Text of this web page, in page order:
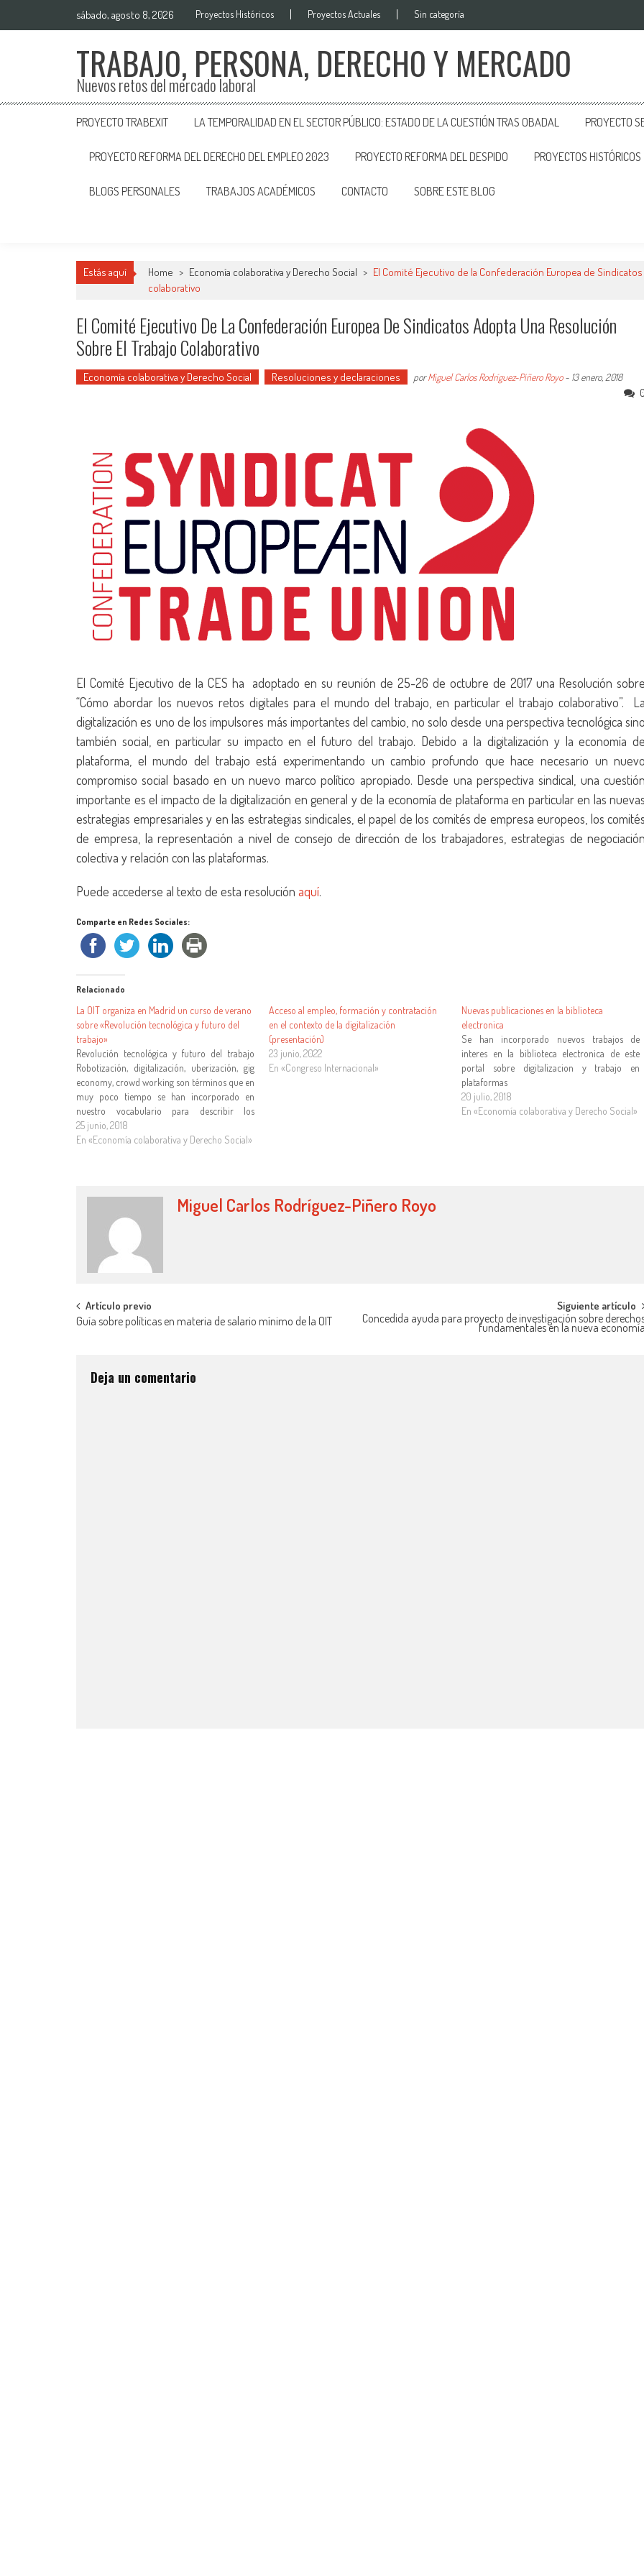
sábado, agosto 8, 2026 Proyectos Históricos Proyectos Actuales Sin categoría
TRABAJO, PERSONA, DERECHO Y MERCADO
Nuevos retos del mercado laboral
PROYECTO TRABEXIT LA TEMPORALIDAD EN EL SECTOR PÚBLICO: ESTADO DE LA CUESTIÓN TRAS OBADAL PROYECTO
PROYECTO REFORMA DEL DERECHO DEL EMPLEO 2023 PROYECTO REFORMA DEL DESPIDO PROYECTOS HISTÓRICOS
BLOGS PERSONALES TRABAJOS ACADÉMICOS CONTACTO SOBRE ESTE BLOG
Estás aquí Home > Economía colaborativa y Derecho Social > El Comité Ejecutivo de la Confederación Europea de
colaborativo
El Comité Ejecutivo De La Confederación Europea De Sindicatos Adopta Una Resolución
Sobre El Trabajo Colaborativo
Economía colaborativa y Derecho Social Resoluciones y declaraciones porMiguel Carlos Rodríguez-Piñero Royo- 13 enero, 2018
El Comité Ejecutivo de la CES ha adoptado en su reunión de 25-26 de octubre de 2017 una Resolución
“Cómo abordar los nuevos retos digitales para el mundo del trabajo, en particular el trabajo colaborativo”.
digitalización es uno de los impulsores más importantes del cambio, no solo desde una perspectiva tecnológica
también social, en particular su impacto en el futuro del trabajo. Debido a la digitalización y la economía
plataforma, el mundo del trabajo está experimentando un cambio profundo que hace necesario un
compromiso social basado en un nuevo marco político apropiado. Desde una perspectiva sindical, una
importante es el impacto de la digitalización en general y de la economía de plataforma en particular en las
estrategias empresariales y en las estrategias sindicales, el papel de los comités de empresa europeos, los
de empresa, la representación a nivel de consejo de dirección de los trabajadores, estrategias de
colectiva y relación con las plataformas.
Puede accederse al texto de esta resolución aquí.
Comparte en Redes Sociales:
Relacionado
La OIT organiza en Madrid un curso de verano
sobre «Revolución tecnológica y futuro del
trabajo»
Revolución tecnológica y futuro del trabajo
Robotización, digitalización, uberización, gig
economy, crowd working son términos que en
muy poco tiempo se han incorporado en
nuestro vocabulario para describir los
cambios vertiginosos que se están
produciendo en el mundo del trabajo y en
25 junio, 2018
En «Economía colaborativa y Derecho Social»
Acceso al empleo, formación y contratación
en el contexto de la digitalización
(presentación)
23 junio, 2022
En «Congreso Internacional»
Nuevas publicaciones en la biblioteca
electronica
Se han incorporado nuevos trabajos de
interes en la biblioteca electronica de este
portal sobre digitalizacion y trabajo en
plataformas
20 julio, 2018
En «Economía colaborativa y Derecho Social»
Miguel Carlos Rodríguez-Piñero Royo
Artículo previo
Guía sobre políticas en materia de salario mínimo de la OIT
Siguiente artículo
Concedida ayuda para proyecto de investigación sobre
fundamentales en la nueva
Deja un comentario